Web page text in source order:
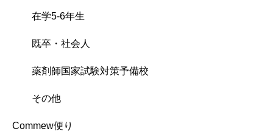
在学5-6年生
既卒・社会人
薬剤師国家試験対策予備校
その他
Commew便り